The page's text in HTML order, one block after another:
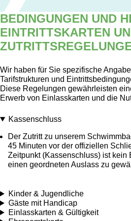
BEDINGUNGEN UND
EINTRITTSKARTEN
Wir haben für Sie spezifische
Tarifstrukturen und
Diese Regelungen gewährleisten
Erwerb von Einlasskarten und die
Kassenschluss
Der Zutritt zu unserem
45 Minuten vor der offiziellen
Zeitpunkt (Kassenschluss) ist kein
einen geordneten Auslass zu
Kinder & Jugendliche
Gäste mit Handicap
Einlasskarten & Gültigkeit